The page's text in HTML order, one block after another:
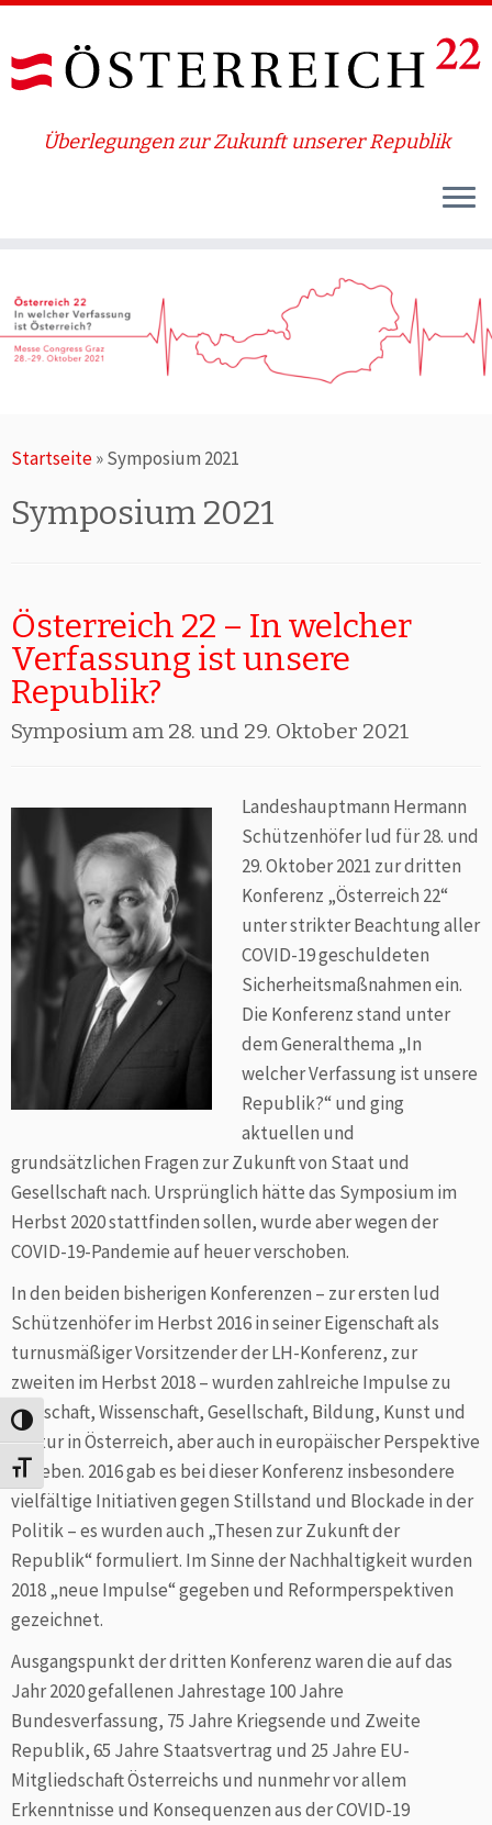
Umschalten auf hohe Kontraste
Schrift vergrößern
Inhalt
springen
Überlegungen zur Zukunft unserer Republik
Startseite»Symposium 2021
Symposium 2021
Österreich 22 – In welcher
Verfassung ist unsere
Republik?
Symposium am 28. und 29. Oktober 2021
Landeshauptmann Hermann
Schützenhöfer lud für 28. und
29. Oktober 2021 zur dritten
Konferenz „Österreich 22“
unter strikter Beachtung aller
COVID-19 geschuldeten
Sicherheitsmaßnahmen ein.
Die Konferenz stand unter
dem Generalthema „In
welcher Verfassung ist unsere
Republik?“ und ging
aktuellen und
grundsätzlichen Fragen zur Zukunft von Staat und
Gesellschaft nach. Ursprünglich hätte das Symposium im
Herbst 2020 stattfinden sollen, wurde aber wegen der
COVID-19-Pandemie auf heuer verschoben.
In den beiden bisherigen Konferenzen – zur ersten lud
Schützenhöfer im Herbst 2016 in seiner Eigenschaft als
turnusmäßiger Vorsitzender der LH-Konferenz, zur
zweiten im Herbst 2018 – wurden zahlreiche Impulse zu
Wirtschaft, Wissenschaft, Gesellschaft, Bildung, Kunst und
Kultur in Österreich, aber auch in europäischer Perspektive
gegeben. 2016 gab es bei dieser Konferenz insbesondere
vielfältige Initiativen gegen Stillstand und Blockade in der
Politik – es wurden auch „Thesen zur Zukunft der
Republik“ formuliert. Im Sinne der Nachhaltigkeit wurden
2018 „neue Impulse“ gegeben und Reformperspektiven
gezeichnet.
Ausgangspunkt der dritten Konferenz waren die auf das
Jahr 2020 gefallenen Jahrestage 100 Jahre
Bundesverfassung, 75 Jahre Kriegsende und Zweite
Republik, 65 Jahre Staatsvertrag und 25 Jahre EU-
Mitgliedschaft Österreichs und nunmehr vor allem
Erkenntnisse und Konsequenzen aus der COVID-19